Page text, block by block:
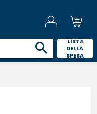
LISTA
DELLA
SPESA